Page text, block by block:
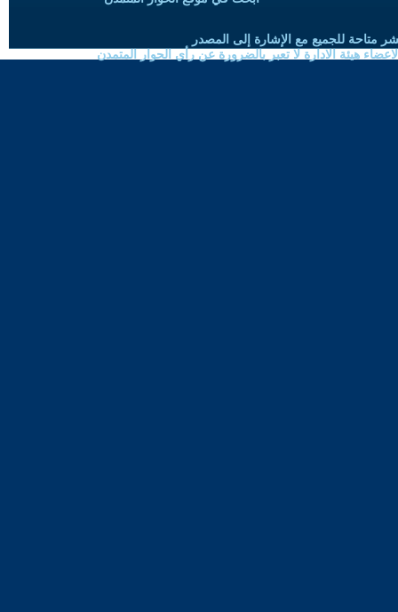
متاحة للجميع مع الإشارة إلى المصدر
هيئة الادارة لا تعبر بالضرورة عن رأي الحوار المتمدن